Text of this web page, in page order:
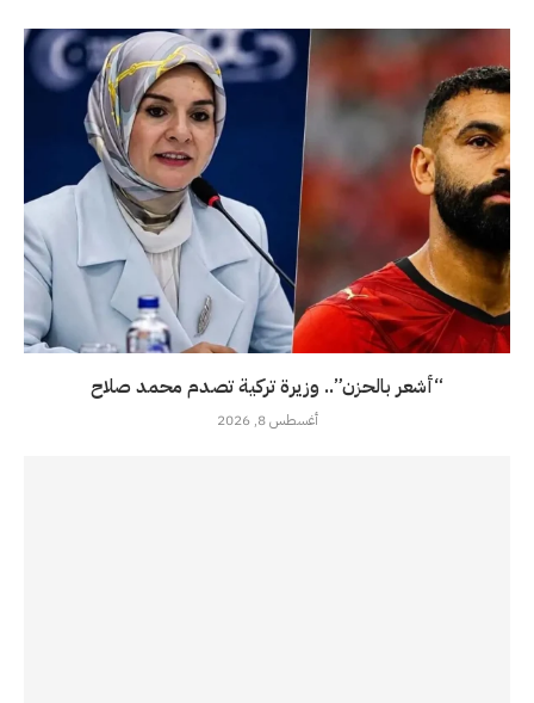
“أشعر بالحزن”.. وزيرة تركية تصدم محمد صلاح
أغسطس 8, 2026